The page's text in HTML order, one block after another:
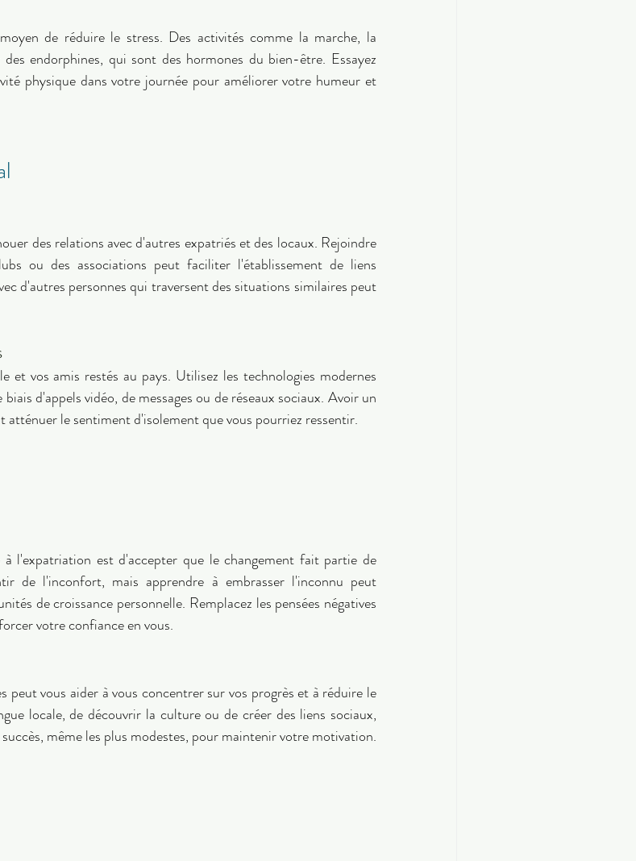
de réduire le stress. Des activités comme la marche, la
endorphines, qui sont des hormones du bien-être. Essayez
physique dans votre journée pour améliorer votre humeur et
des relations avec d'autres expatriés et des locaux. Rejoindre
ou des associations peut faciliter l'établissement de liens
d'autres personnes qui traversent des situations similaires peut
et vos amis restés au pays. Utilisez les technologies modernes
d'appels vidéo, de messages ou de réseaux sociaux. Avoir un
atténuer le sentiment d'isolement que vous pourriez ressentir.
l'expatriation est d'accepter que le changement fait partie de
de l'inconfort, mais apprendre à embrasser l'inconnu peut
de croissance personnelle. Remplacez les pensées négatives
votre confiance en vous.
vous aider à vous concentrer sur vos progrès et à réduire le
locale, de découvrir la culture ou de créer des liens sociaux,